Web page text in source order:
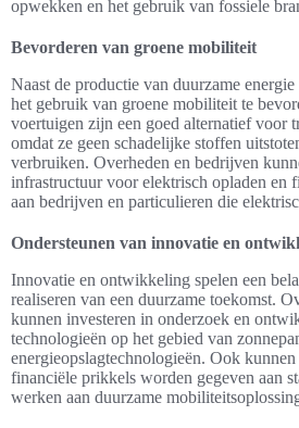
opwekken en het gebruik van fossiele
Bevorderen van groene mobiliteit
Naast de productie van duurzame
het gebruik van groene mobiliteit te
voertuigen zijn een goed alternatief voor
omdat ze geen schadelijke stoffen
verbruiken. Overheden en bedrijven
infrastructuur voor elektrisch opladen en
aan bedrijven en particulieren die
Ondersteunen van innovatie en
Innovatie en ontwikkeling spelen een
realiseren van een duurzame toekomst.
kunnen investeren in onderzoek en
technologieën op het gebied van
energieopslagtechnologieën. Ook kunnen
financiële prikkels worden gegeven aan
werken aan duurzame